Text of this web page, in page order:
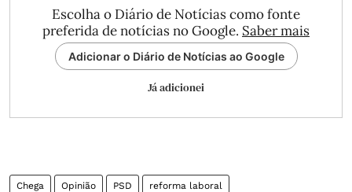
Escolha o Diário de Notícias como fonte
preferida de notícias no Google. Saber mais
Adicionar o Diário de Notícias ao Google
Já adicionei
Chega Opinião PSD reforma laboral